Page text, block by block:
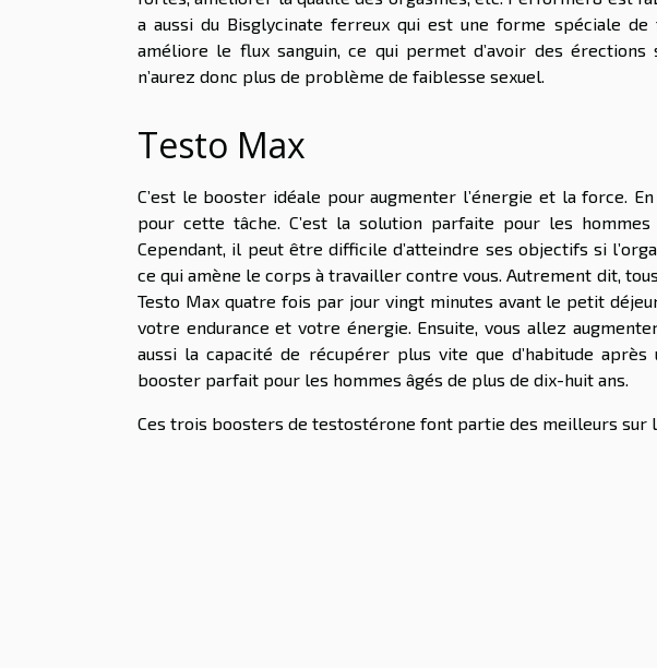
a aussi du Bisglycinate ferreux qui est une forme spéciale
améliore le flux sanguin, ce qui permet d’avoir des
n’aurez donc plus de problème de faiblesse sexuel.
Testo Max
C’est le booster idéale pour augmenter l’énergie et la force.
pour cette tâche. C’est la solution parfaite pour les
Cependant, il peut être difficile d’atteindre ses objectifs si
ce qui amène le corps à travailler contre vous. Autrement dit,
Testo Max quatre fois par jour vingt minutes avant le petit
votre endurance et votre énergie. Ensuite, vous allez
aussi la capacité de récupérer plus vite que d’habitude après
booster parfait pour les hommes âgés de plus de dix-huit ans.
Ces trois boosters de testostérone font partie des meilleurs sur